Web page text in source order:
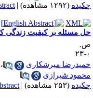
(۱۲۹۲ مشاهده) |
|
مسئله بر کیفیت زندگی
میرشکاری
،
شیرازی
(۲۵۳ مشاهده) |
Abstract |